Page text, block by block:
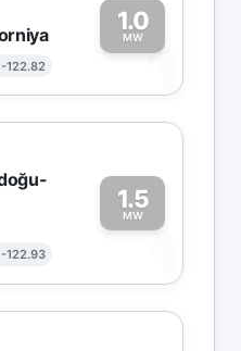
122.82
1.0
MW1
122.93
1.5
MW
1